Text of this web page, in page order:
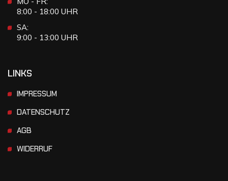
8:00 - 18:00 UHR
SA:
9:00 - 13:00 UHR
LINKS
IMPRESSUM
DATENSCHUTZ
AGB
WIDERRUF